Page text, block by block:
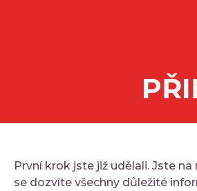
První krok jste již udělali. Jste
se dozvíte všechny důležité